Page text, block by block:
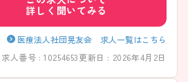
詳しく聞いてみる
医療法人社団晃友会 求人一覧はこちら
求人番号 : 10254653更新日 : 2026年4月2日